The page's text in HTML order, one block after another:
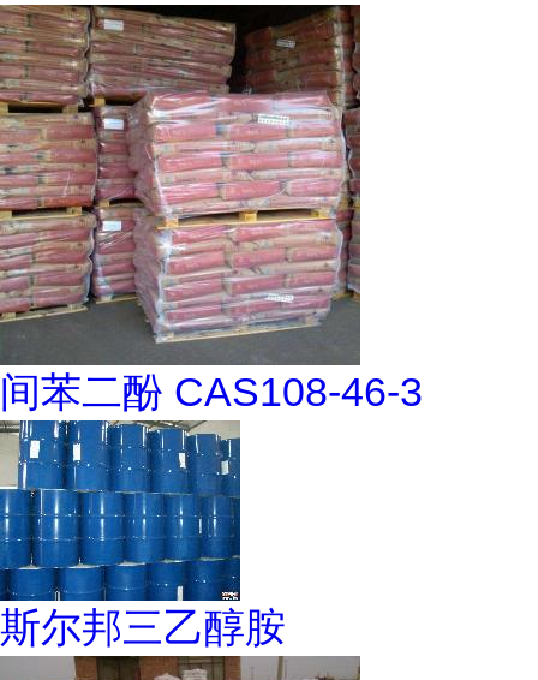
间苯二酚 CAS108-46-3
斯尔邦三乙醇胺